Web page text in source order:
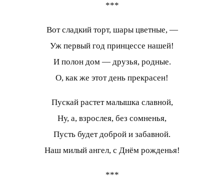
***
Вот сладкий торт, шары цветные, —
Уж первый год принцессе нашей!
И полон дом — друзья, родные.
О, как же этот день прекрасен!
Пускай растет малышка славной,
Ну, а, взрослея, без сомненья,
Пусть будет доброй и забавной.
Наш милый ангел, с Днём рожденья!
***